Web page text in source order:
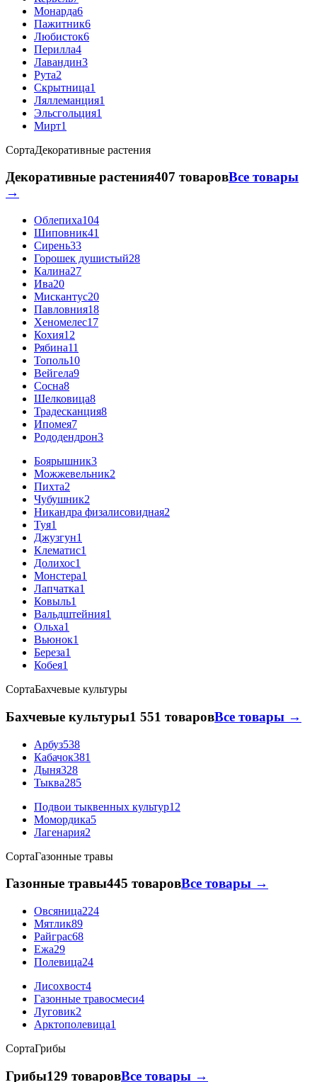
Монарда6
Пажитник6
Любисток6
Перилла4
Лавандин3
Рута2
Скрытница1
Ляллеманция1
Эльсгольция1
Мирт1
СортаДекоративные растения
Декоративные растения407 товаровВсе товары
→
Облепиха104
Шиповник41
Сирень33
Горошек душистый28
Калина27
Ива20
Мискантус20
Павловния18
Хеномелес17
Кохия12
Рябина11
Тополь10
Вейгела9
Сосна8
Шелковица8
Традесканция8
Ипомея7
Рододендрон3
Боярышник3
Можжевельник2
Пихта2
Чубушник2
Никандра физалисовидная2
Туя1
Джузгун1
Клематис1
Долихос1
Монстера1
Лапчатка1
Ковыль1
Вальдштейния1
Ольха1
Вьюнок1
Береза1
Кобея1
СортаБахчевые культуры
Бахчевые культуры1 551 товаровВсе товары →
Арбуз538
Кабачок381
Дыня328
Тыква285
Подвои тыквенных культур12
Момордика5
Лагенария2
СортаГазонные травы
Газонные травы445 товаровВсе товары →
Овсяница224
Мятлик89
Райграс68
Ежа29
Полевица24
Лисохвост4
Газонные травосмеси4
Луговик2
Арктополевица1
СортаГрибы
Грибы129 товаровВсе товары →